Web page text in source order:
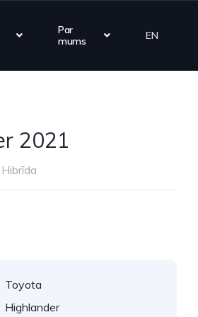
Par
mums
EN
2021
Hibrīda
Toyota
Highlander